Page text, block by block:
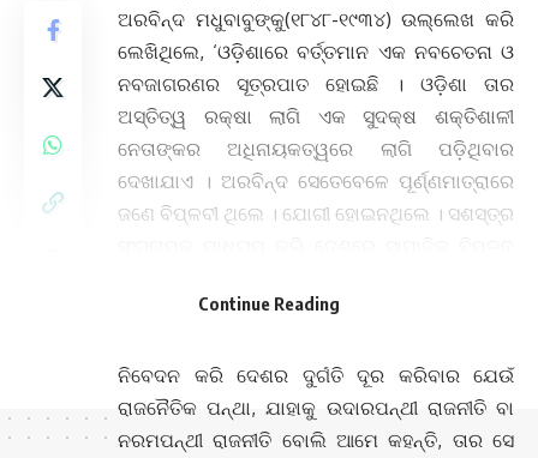
ଅରବିନ୍ଦ ମଧୁବାବୁଙ୍କୁ(୧୮୪୮-୧୯୩୪) ଉଲ୍ଲେଖ କରି
ଲେଖିଥିଲେ, ‘ଓଡ଼ିଶାରେ ବର୍ତ୍ତମାନ ଏକ ନବଚେତନା ଓ
ନବଜାଗରଣର ସୂତ୍ରପାତ ହୋଇଛି । ଓଡ଼ିଶା ତାର
ଅସ୍ତିତ୍ୱ ରକ୍ଷା ଲାଗି ଏକ ସୁଦକ୍ଷ ଶକ୍ତିଶାଳୀ
ନେତାଙ୍କର ଅଧିନାୟକତ୍ୱରେ ଲାଗି ପଡ଼ିଥିବାର
ଦେଖାଯାଏ । ଅରବିନ୍ଦ ସେତେବେଳେ ପୂର୍ଣ୍ଣମାତ୍ରାରେ
ଜଣେ ବିପ୍ଳବୀ ଥିଲେ । ଯୋଗୀ ହୋଇନଥିଲେ । ସଶସ୍ତ୍ର
କରୁଥିଲେ ।
ନିବେଦନ କରି ଦେଶର ଦୁର୍ଗତି ଦୂର କରିବାର ଯେଉଁ
ରାଜନୈତିକ ପନ୍ଥା, ଯାହାକୁ ଉଦାରପନ୍ଥୀ ରାଜନୀତି ବା
ନରମପନ୍ଥୀ ରାଜନୀତି ବୋଲି ଆମେ କହନ୍ତି, ତାର ସେ
Continue Reading